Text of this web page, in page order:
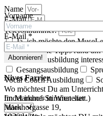
Vorname
E-Mail *
Nives Farrier
Im Markhof-Stimmatelier
Markhofgasse 19,
Name
E-Mail
Telefonnummer:
Ja, ich möchte den
und spannende Tipps rund
Für welche Ausbildung
Gesangsausbildung
Vocal Coach Ausbildung
Wo möchtest Du am
findet immer in Wien statt.)